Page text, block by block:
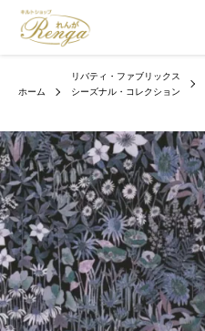
ホーム
リバティ・ファブリックス
シーズナル・コレクション